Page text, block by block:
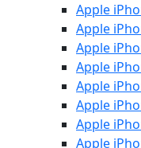
Apple
Apple
Apple
Apple
Apple
Apple
Apple
Apple